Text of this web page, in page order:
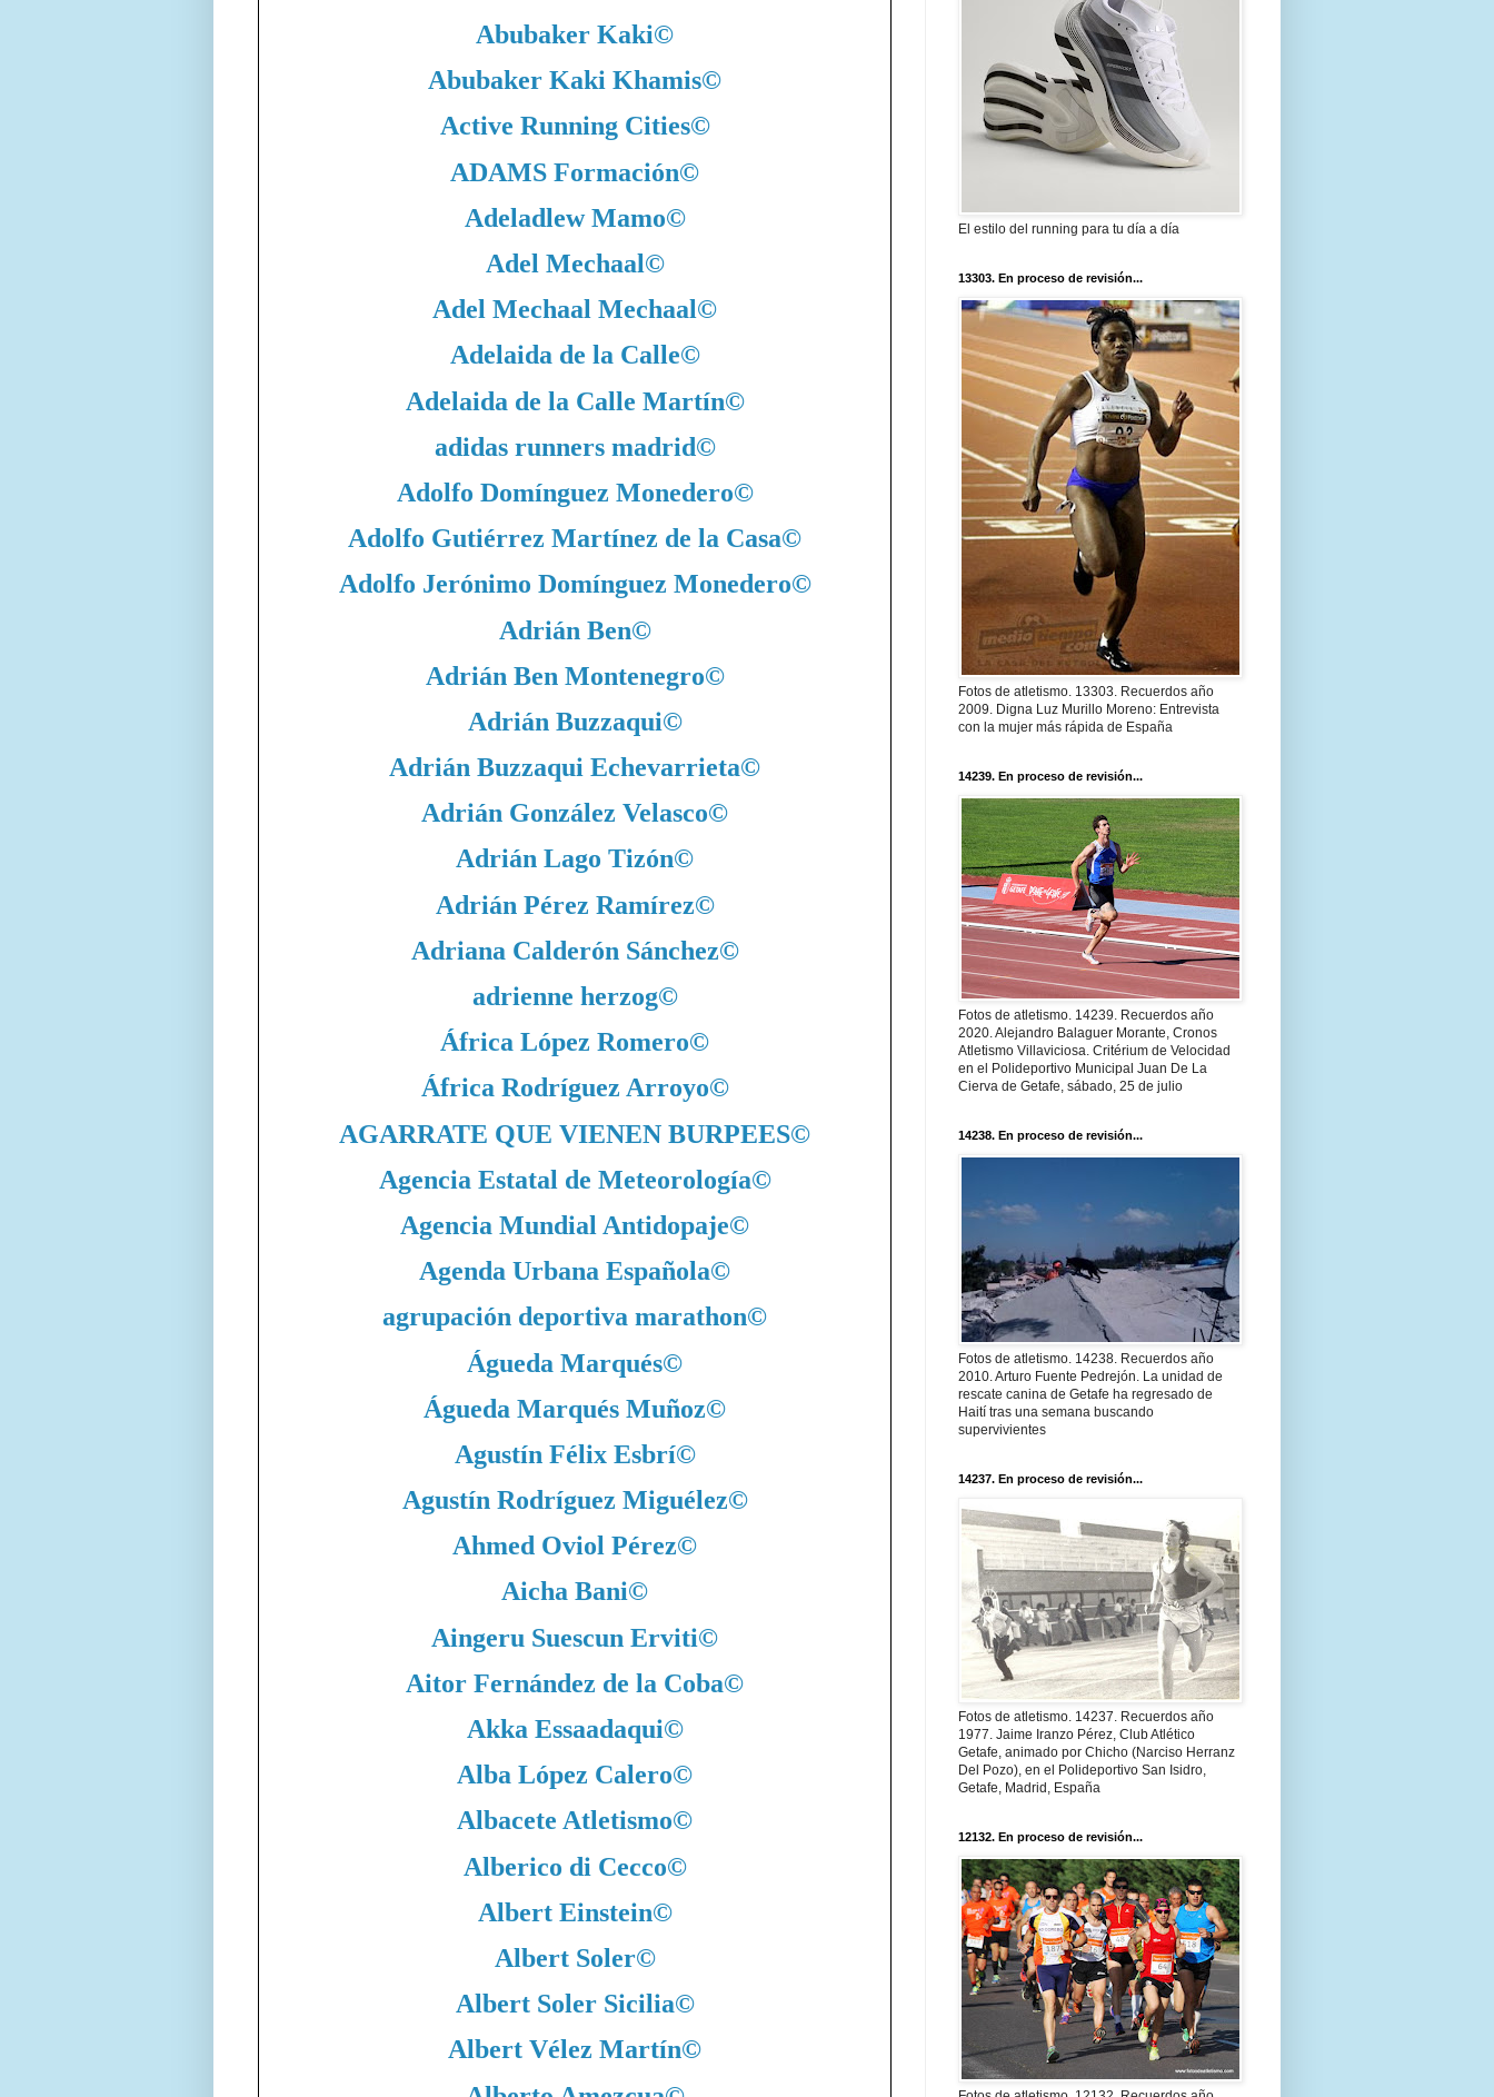
Abubaker Kaki©
Abubaker Kaki Khamis©
Active Running Cities©
ADAMS Formación©
Adeladlew Mamo©
Adel Mechaal©
Adel Mechaal Mechaal©
Adelaida de la Calle©
Adelaida de la Calle Martín©
adidas runners madrid©
Adolfo Domínguez Monedero©
Adolfo Gutiérrez Martínez de la Casa©
Adolfo Jerónimo Domínguez Monedero©
Adrián Ben©
Adrián Ben Montenegro©
Adrián Buzzaqui©
Adrián Buzzaqui Echevarrieta©
Adrián González Velasco©
Adrián Lago Tizón©
Adrián Pérez Ramírez©
Adriana Calderón Sánchez©
adrienne herzog©
África López Romero©
África Rodríguez Arroyo©
AGARRATE QUE VIENEN BURPEES©
Agencia Estatal de Meteorología©
Agencia Mundial Antidopaje©
Agenda Urbana Española©
agrupación deportiva marathon©
Águeda Marqués©
Águeda Marqués Muñoz©
Agustín Félix Esbrí©
Agustín Rodríguez Miguélez©
Ahmed Oviol Pérez©
Aicha Bani©
Aingeru Suescun Erviti©
Aitor Fernández de la Coba©
Akka Essaadaqui©
Alba López Calero©
Albacete Atletismo©
Alberico di Cecco©
Albert Einstein©
Albert Soler©
Albert Soler Sicilia©
Albert Vélez Martín©
El estilo del running para tu día a día
13303. En proceso de revisión...
Fotos de atletismo. 13303. Recuerdos año
2009. Digna Luz Murillo Moreno: Entrevista
con la mujer más rápida de España
14239. En proceso de revisión...
Fotos de atletismo. 14239. Recuerdos año
2020. Alejandro Balaguer Morante, Cronos
Atletismo Villaviciosa. Critérium de Velocidad
en el Polideportivo Municipal Juan De La
Cierva de Getafe, sábado, 25 de julio
14238. En proceso de revisión...
Fotos de atletismo. 14238. Recuerdos año
2010. Arturo Fuente Pedrejón. La unidad de
rescate canina de Getafe ha regresado de
Haití tras una semana buscando
supervivientes
14237. En proceso de revisión...
Fotos de atletismo. 14237. Recuerdos año
1977. Jaime Iranzo Pérez, Club Atlético
Getafe, animado por Chicho (Narciso Herranz
Del Pozo), en el Polideportivo San Isidro,
Getafe, Madrid, España
12132. En proceso de revisión...